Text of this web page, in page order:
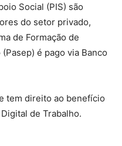
Social (PIS) são
do setor privado,
de Formação de
é pago via Banco
tem direito ao benefício
de Trabalho.